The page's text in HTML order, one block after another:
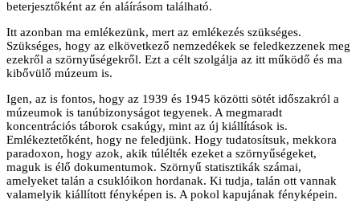
beterjesztőként az én aláírásom található.
Itt azonban ma emlékezünk, mert az emlékezés szükséges.
Szükséges, hogy az elkövetkező nemzedékek se feledkezzenek meg
ezekről a szörnyűségekről. Ezt a célt szolgálja az itt működő és ma
kibővülő múzeum is.
Igen, az is fontos, hogy az 1939 és 1945 közötti sötét időszakról a
múzeumok is tanúbizonyságot tegyenek. A megmaradt
koncentrációs táborok csakúgy, mint az új kiállítások is.
Emlékeztetőként, hogy ne feledjünk. Hogy tudatosítsuk, mekkora
paradoxon, hogy azok, akik túlélték ezeket a szörnyűségeket,
maguk is élő dokumentumok. Szörnyű statisztikák számai,
amelyeket talán a csuklóikon hordanak. Ki tudja, talán ott vannak
valamelyik kiállított fényképen is. A pokol kapujának fényképein.